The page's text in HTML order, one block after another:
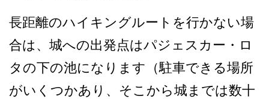
長距離のハイキングルートを­行かない場
合は、城への出発点はパジェスカー・ロ
タ­の下の池になります（駐車できる場所
がいくつかあり­、そこから城までは数十